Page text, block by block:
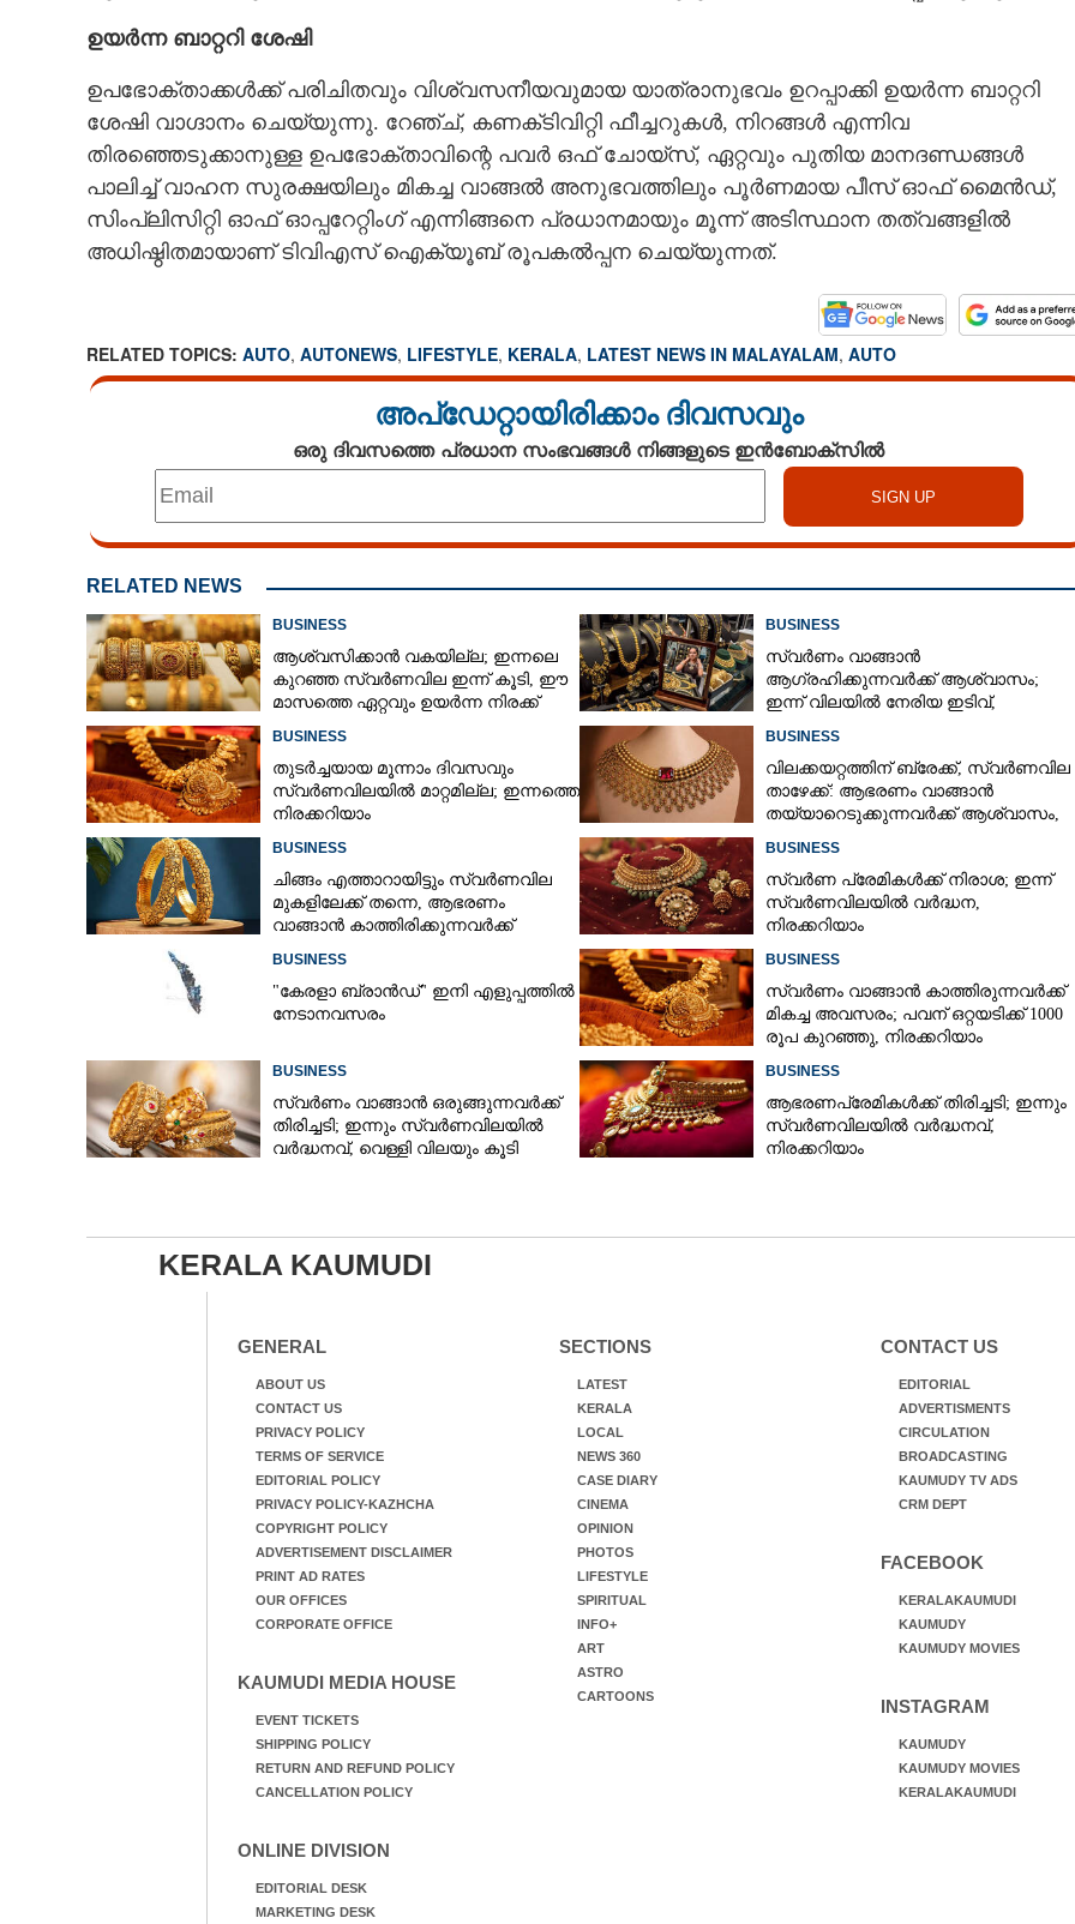
ഉയർന്ന ബാറ്ററി ശേഷി
ഉപഭോക്താക്കൾക്ക് പരിചിതവും വിശ്വസനീയവുമായ യാത്രാനുഭവം ഉറപ്പാക്കി ഉയർന്ന ബാറ്ററി
ശേഷി വാഗ്ദാനം ചെയ്യുന്നു. റേഞ്ച്, കണക്‌ടിവിറ്റി ഫീച്ചറുകൾ, നിറങ്ങൾ എന്നിവ
തിരഞ്ഞെടുക്കാനുള്ള ഉപഭോക്താവിന്റെ പവർ ഒഫ് ചോയ്സ്, ഏറ്റവും പുതിയ മാനദണ്ഡങ്ങൾ
പാലിച്ച് വാഹന സുരക്ഷയിലും മികച്ച വാങ്ങൽ അനുഭവത്തിലും പൂർണമായ പീസ് ഓഫ് മൈൻഡ്,
സിംപ്ലിസിറ്റി ഓഫ് ഓപ്പറേറ്റിംഗ് എന്നിങ്ങനെ പ്രധാനമായും മൂന്ന് അടിസ്ഥാന തത്വങ്ങളിൽ
അധിഷ്ഠിതമായാണ് ടിവിഎസ് ഐക്യൂബ് രൂപകൽപ്പന ചെയ്യുന്നത്.
RELATED TOPICS: AUTO, AUTONEWS, LIFESTYLE, KERALA, LATEST NEWS IN MALAYALAM, AUTO
അപ്ഡേറ്റായിരിക്കാം ദിവസവും
ഒരു ദിവസത്തെ പ്രധാന സംഭവങ്ങൾ നിങ്ങളുടെ ഇൻബോക്സിൽ
RELATED NEWS
BUSINESS
ആശ്വസിക്കാൻ വകയില്ല; ഇന്നലെ
കുറഞ്ഞ സ്വർണവില ഇന്ന് കൂടി, ഈ
മാസത്തെ ഏറ്റവും ഉയർന്ന നിരക്ക്
BUSINESS
സ്വർണം വാങ്ങാൻ
ആഗ്രഹിക്കുന്നവർക്ക് ആശ്വാസം;
ഇന്ന് വിലയിൽ നേരിയ ഇടിവ്,
BUSINESS
തുടർച്ചയായ മൂന്നാം ദിവസവും
സ്വർണവിലയിൽ മാറ്റമില്ല; ഇന്നത്തെ
നിരക്കറിയാം
BUSINESS
വിലക്കയറ്റത്തിന് ബ്രേക്ക്, സ്വർണവില
താഴേക്ക്: ആഭരണം വാങ്ങാൻ
തയ്യാറെടുക്കുന്നവർക്ക് ആശ്വാസം,
BUSINESS
ചിങ്ങം എത്താറായിട്ടും സ്വർണവില
മുകളിലേക്ക് തന്നെ,​ ആഭരണം
വാങ്ങാൻ കാത്തിരിക്കുന്നവർക്ക്
BUSINESS
സ്വർണ പ്രേമികൾക്ക് നിരാശ; ഇന്ന്
സ്വർണവിലയിൽ വർദ്ധന,
നിരക്കറിയാം
BUSINESS
"കേരളാ ബ്രാൻഡ്" ഇനി എളുപ്പത്തിൽ
നേടാനവസരം
BUSINESS
സ്വർണം വാങ്ങാൻ കാത്തിരുന്നവർക്ക്
മികച്ച അവസരം; പവന് ഒറ്റയടിക്ക് 1000
രൂപ കുറഞ്ഞു, നിരക്കറിയാം
BUSINESS
സ്വർണം വാങ്ങാൻ ഒരുങ്ങുന്നവർക്ക്
തിരിച്ചടി; ഇന്നും സ്വർണവിലയിൽ
വർദ്ധനവ്, വെള്ളി വിലയും കൂടി
BUSINESS
ആഭരണപ്രേമികൾക്ക് തിരിച്ചടി; ഇന്നും
സ്വർണവിലയിൽ വർദ്ധനവ്,
നിരക്കറിയാം
KERALA KAUMUDI
GENERAL
ABOUT US
CONTACT US
PRIVACY POLICY
TERMS OF SERVICE
EDITORIAL POLICY
PRIVACY POLICY-KAZHCHA
COPYRIGHT POLICY
ADVERTISEMENT DISCLAIMER
PRINT AD RATES
OUR OFFICES
CORPORATE OFFICE
KAUMUDI MEDIA HOUSE
EVENT TICKETS
SHIPPING POLICY
RETURN AND REFUND POLICY
CANCELLATION POLICY
ONLINE DIVISION
EDITORIAL DESK
MARKETING DESK
SECTIONS
LATEST
KERALA
LOCAL
NEWS 360
CASE DIARY
CINEMA
OPINION
PHOTOS
LIFESTYLE
SPIRITUAL
INFO+
ART
ASTRO
CARTOONS
CONTACT US
EDITORIAL
ADVERTISMENTS
CIRCULATION
BROADCASTING
KAUMUDY TV ADS
CRM DEPT
FACEBOOK
KERALAKAUMUDI
KAUMUDY
KAUMUDY MOVIES
INSTAGRAM
KAUMUDY
KAUMUDY MOVIES
KERALAKAUMUDI
ഒറ്റ ചാർജിൽ 175 കിലോ മീറ്റർ, വില
Share this link